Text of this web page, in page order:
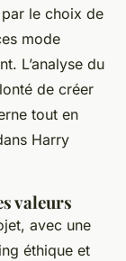
par le choix de
mode
L’analyse du
de créer
tout en
Harry
valeurs
avec une
éthique et